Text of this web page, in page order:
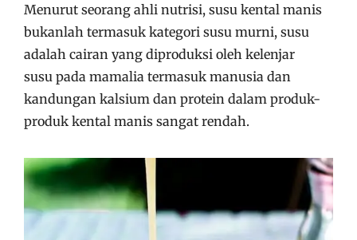
Menurut seorang ahli nutrisi, susu kental manis
bukanlah termasuk kategori susu murni, susu
adalah cairan yang diproduksi oleh kelenjar
susu pada mamalia termasuk manusia dan
kandungan kalsium dan protein dalam produk-
produk kental manis sangat rendah.